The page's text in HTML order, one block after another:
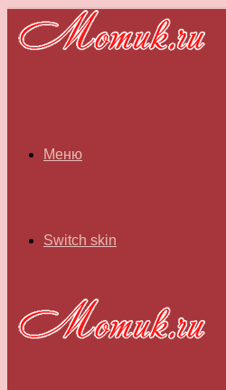
Меню
Switch skin